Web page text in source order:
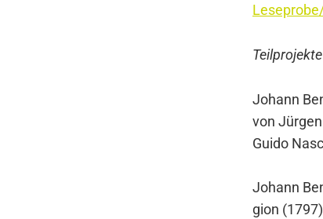
Johann
von
Gui­do
Johann
gi­on